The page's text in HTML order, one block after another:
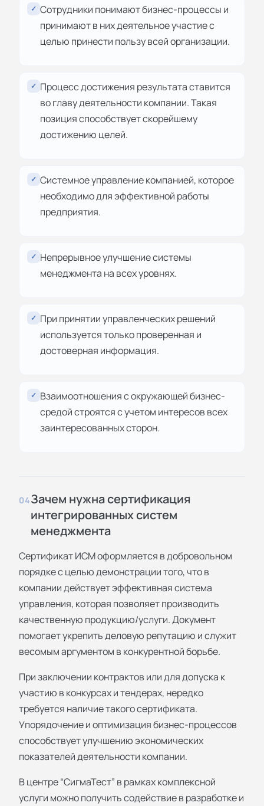
✓ Сотрудники понимают бизнес-процессы и
принимают в них деятельное участие с
целью принести пользу всей организации.
✓ Процесс достижения результата ставится
во главу деятельности компании. Такая
позиция способствует скорейшему
достижению целей.
✓ Системное управление компанией, которое
необходимо для эффективной работы
предприятия.
✓ Непрерывное улучшение системы
менеджмента на всех уровнях.
✓ При принятии управленческих решений
используется только проверенная и
достоверная информация.
✓ Взаимоотношения с окружающей бизнес-
средой строятся с учетом интересов всех
заинтересованных сторон.
04Зачем нужна сертификация
интегрированных систем
менеджмента
Сертификат ИСМ оформляется в добровольном
порядке с целью демонстрации того, что в
компании действует эффективная система
управления, которая позволяет производить
качественную продукцию/услуги. Документ
помогает укрепить деловую репутацию и служит
весомым аргументом в конкурентной борьбе.
При заключении контрактов или для допуска к
участию в конкурсах и тендерах, нередко
требуется наличие такого сертификата.
Упорядочение и оптимизация бизнес-процессов
способствует улучшению экономических
показателей деятельности компании.
В центре “СигмаТест” в рамках комплексной
услуги можно получить содействие в разработке и